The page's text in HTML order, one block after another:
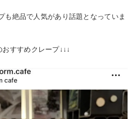
も絶品で人気があり話題となっていま
すすめクレープ↓↓↓